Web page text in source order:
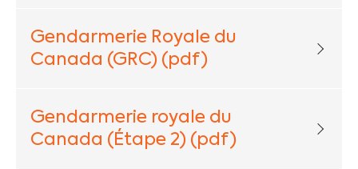
Gendarmerie Royale du
Canada (GRC) (pdf)
Gendarmerie royale du
Canada (Étape 2) (pdf)